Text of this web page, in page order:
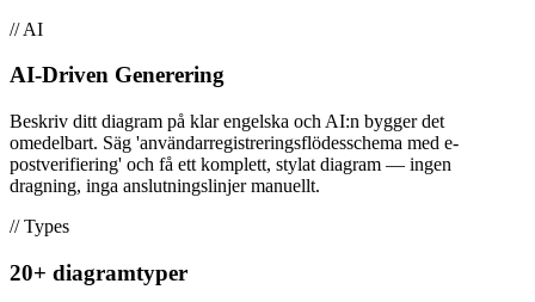
// AI
AI-Driven Generering
Beskriv ditt diagram på klar engelska och AI:n bygger det
omedelbart. Säg 'användarregistreringsflödesschema med e-
postverifiering' och få ett komplett, stylat diagram — ingen
dragning, inga anslutningslinjer manuellt.
// Types
20+ diagramtyper